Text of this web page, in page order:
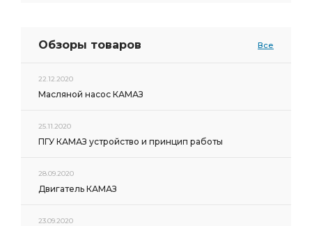
Обзоры товаров Все
22.12.2020
Масляной насос КАМАЗ
25.11.2020
ПГУ КАМАЗ устройство и принцип работы
28.09.2020
Двигатель КАМАЗ
23.09.2020